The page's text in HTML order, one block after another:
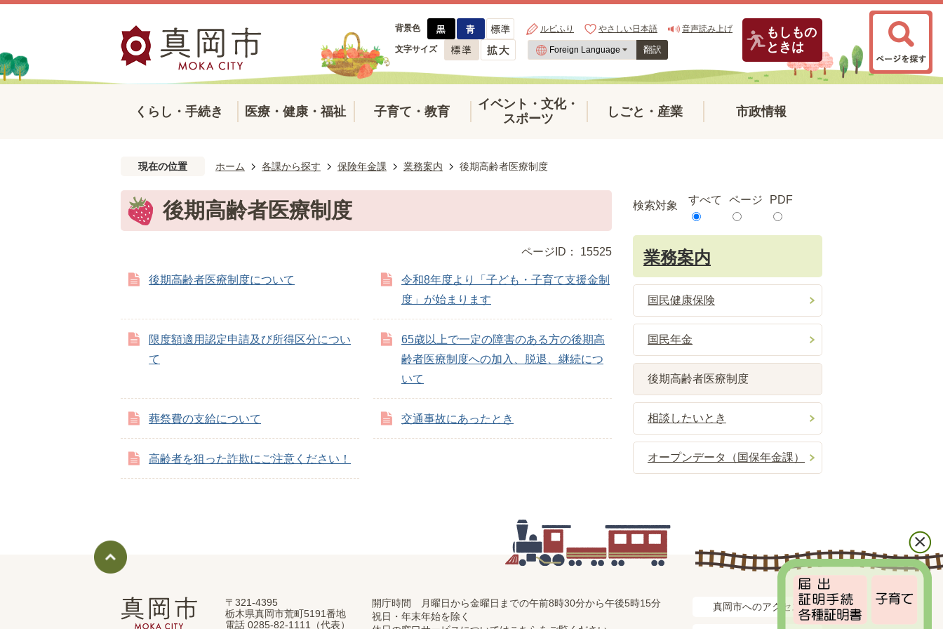
背景色 ルビふり やさしい日本語 音声読み上げ
文字サイズ 翻訳
もしもの
ときは
くらし・手続き 医療・健康・福祉 子育て・教育
イベント・文化・
スポーツ
しごと・産業 市政情報
現在の位置 ホーム 各課から探す 保険年金課 業務案内 後期高齢者医療制度
後期高齢者医療制度
ページID： 15525
後期高齢者医療制度について
令和8年度より「子ども・子育て支援金制
度」が始まります
限度額適用認定申請及び所得区分につい
て
65歳以上で一定の障害のある方の後期高
齢者医療制度への加入、脱退、継続につ
いて
葬祭費の支給について 交通事故にあったとき
高齢者を狙った詐欺にご注意ください！
検索対象 すべて ページ PDF
業務案内
国民健康保険
国民年金
後期高齢者医療制度
相談したいとき
オープンデータ（国保年金課）
真
岡
〒321-4395
栃木県真岡市荒町5191番地
電話 0285-82-1111（代表）
開庁時間 月曜日から金曜日までの午前8時30分から午後5時15分
祝日・年末年始を除く
真岡市へのアクセス